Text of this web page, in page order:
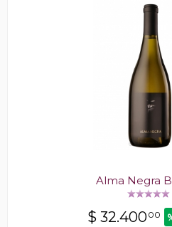
Alma Negra
$ 32.40000